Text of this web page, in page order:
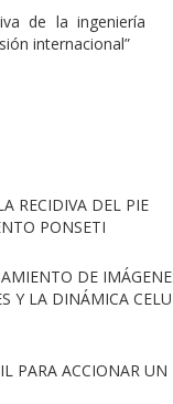
de la ingeniería
internacional”
RECIDIVA DEL PIE
PONSETI
DE
Y LA DINÁMICA
PARA ACCIONAR UN